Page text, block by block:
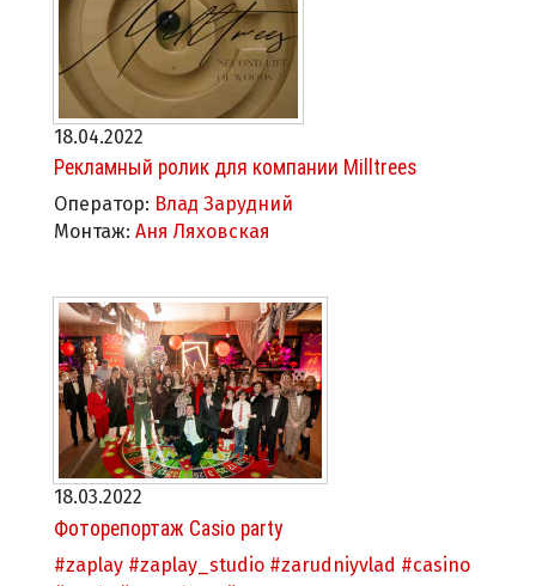
18.04.2022
Рекламный ролик для компании Milltrees
Оператор: Влад Зарудний
Монтаж: Аня Ляховская
18.03.2022
Фоторепортаж Casio party
#zaplay #zaplay_studio #zarudniyvlad #casino